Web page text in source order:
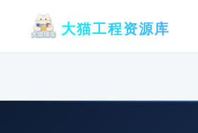
大猫工程资源库